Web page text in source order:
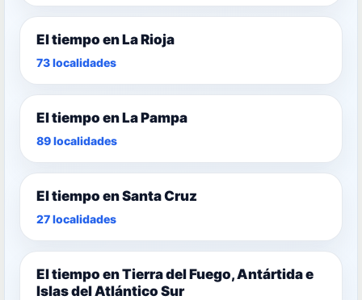
El tiempo en La Rioja
73 localidades
El tiempo en La Pampa
89 localidades
El tiempo en Santa Cruz
27 localidades
El tiempo en Tierra del Fuego, Antártida e
Islas del Atlántico Sur